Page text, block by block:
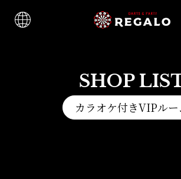
SHOP
カラオケ付きVIPルー